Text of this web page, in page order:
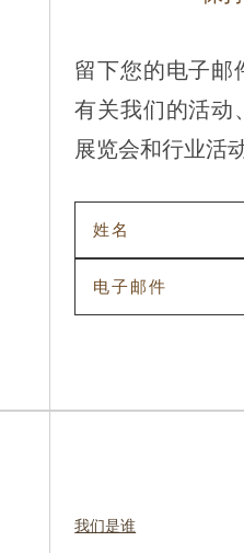
留下您的电子邮
有关我们的活动
展览会和行业活
我们是谁